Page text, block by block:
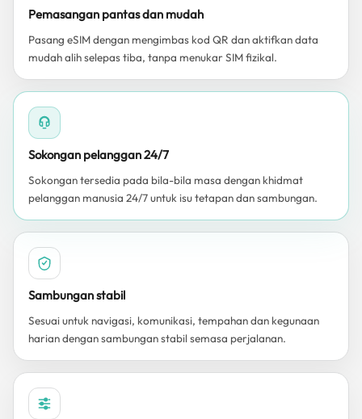
Pemasangan pantas dan mudah
Pasang eSIM dengan mengimbas kod QR dan aktifkan data
mudah alih selepas tiba, tanpa menukar SIM fizikal.
Sokongan pelanggan 24/7
Sokongan tersedia pada bila-bila masa dengan khidmat
pelanggan manusia 24/7 untuk isu tetapan dan sambungan.
Sambungan stabil
Sesuai untuk navigasi, komunikasi, tempahan dan kegunaan
harian dengan sambungan stabil semasa perjalanan.